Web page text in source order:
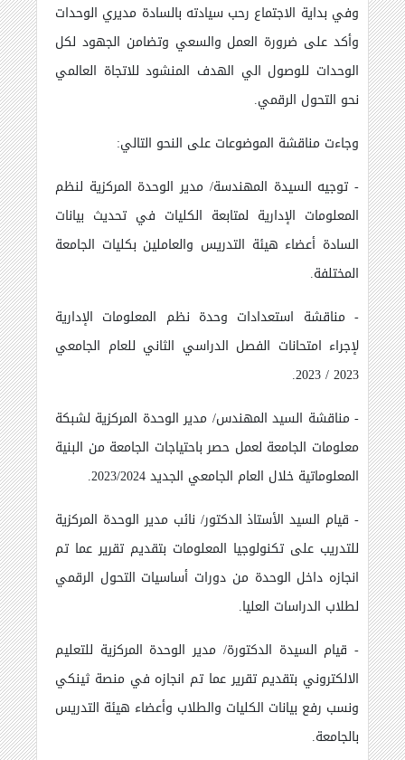
وفي بداية الاجتماع رحب سيادته بالسادة مديري الوحدات
وأكد على ضرورة العمل والسعي وتضامن الجهود لكل
الوحدات للوصول الي الهدف المنشود للاتجاة العالمي
نحو التحول الرقمي.
وجاءت مناقشة الموضوعات على النحو التالي:
- توجيه السيدة المهندسة/ مدير الوحدة المركزية لنظم
المعلومات الإدارية لمتابعة الكليات في تحديث بيانات
السادة أعضاء هيئة التدريس والعاملين بكليات الجامعة
المختلفة.
- مناقشة استعدادات وحدة نظم المعلومات الإدارية
لإجراء امتحانات الفصل الدراسي الثاني للعام الجامعي
2023 / 2023.
- مناقشة السيد المهندس/ مدير الوحدة المركزية لشبكة
معلومات الجامعة لعمل حصر باحتياجات الجامعة من البنية
المعلوماتية خلال العام الجامعي الجديد 2023/2024.
- قيام السيد الأستاذ الدكتور/ نائب مدير الوحدة المركزية
للتدريب على تكنولوجيا المعلومات بتقديم تقرير عما تم
انجازه داخل الوحدة من دورات أساسيات التحول الرقمي
لطلاب الدراسات العليا.
- قيام السيدة الدكتورة/ مدير الوحدة المركزية للتعليم
الالكتروني بتقديم تقرير عما تم انجازه في منصة ثينكي
ونسب رفع بيانات الكليات والطلاب وأعضاء هيئة التدريس
بالجامعة.